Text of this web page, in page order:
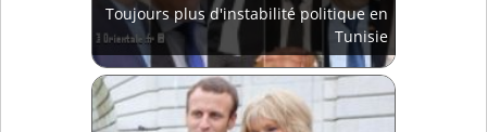
Toujours plus d'instabilité politique en
Tunisie